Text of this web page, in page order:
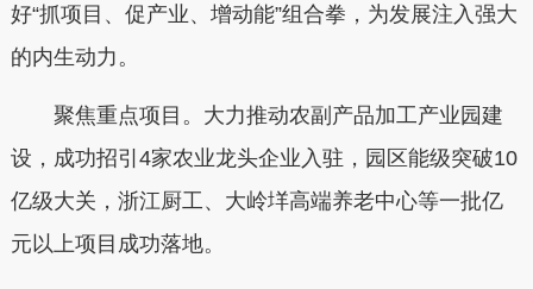
好“抓项目、促产业、增动能”组合拳，为发展注入强大
的内生动力。
聚焦重点项目。大力推动农副产品加工产业园建
设，成功招引4家农业龙头企业入驻，园区能级突破10
亿级大关，浙江厨工、大岭垟高端养老中心等一批亿
元以上项目成功落地。